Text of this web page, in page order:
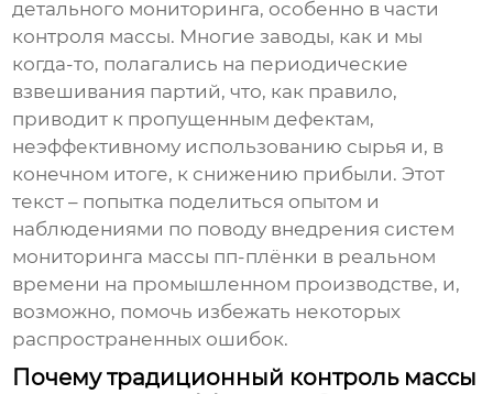
детального мониторинга, особенно в части
контроля массы. Многие заводы, как и мы
когда-то, полагались на периодические
взвешивания партий, что, как правило,
приводит к пропущенным дефектам,
неэффективному использованию сырья и, в
конечном итоге, к снижению прибыли. Этот
текст – попытка поделиться опытом и
наблюдениями по поводу внедрения систем
мониторинга массы пп-плёнки в реальном
времени на промышленном производстве, и,
возможно, помочь избежать некоторых
распространенных ошибок.
Почему традиционный контроль массы